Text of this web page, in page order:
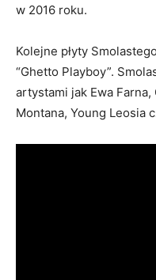
w 2016 roku.
Kolejne płyty Smolastego
“Ghetto Playboy”.
artystami jak Ewa Farna,
Montana, Young Leosia